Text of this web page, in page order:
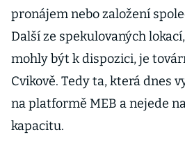
pronájem nebo založení
Další ze spekulovaných
mohly být k dispozici, je
Cvikově. Tedy ta, která dnes
na platformě MEB a nejede
kapacitu.